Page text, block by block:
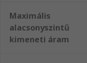
Maximális
alacsonyszintű
kimeneti áram